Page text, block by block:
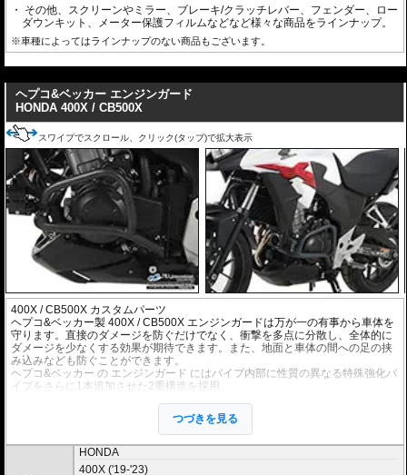
その他、スクリーンやミラー、ブレーキ/クラッチレバー、フェンダー、ロー
ダウンキット、メーター保護フィルムなどなど様々な商品をラインナップ。
※車種によってはラインナップのない商品もございます。
ヘプコ&ベッカー エンジンガード
HONDA 400X / CB500X
スワイプでスクロール、クリック(タップ)で拡大表示
400X / CB500X カスタムパーツ
ヘプコ&ベッカー製 400X / CB500X エンジンガードは万が一の有事から車体を
守ります。直接のダメージを防ぐだけでなく、衝撃を多点に分散し、全体的に
ダメージを少なくする効果が期待できます。また、地面と車体の間への足の挟
み込みなども防ぐことができます。
ヘプコ&ベッカー の エンジンガード にはパイプ内部に性質の異なる特殊強化パ
イプをさらに1本追加させた2重構造を採用。
きだされた耐衝撃性に優れた構造です。
また多点支持や、パイプのつなぎ方も差し込みタイプとすることで、充分な強
ヘプコ&ベッカーの400X / CB500Xエンジンガードは有事にその効果を間違い
なく実感して頂けるでしょう。
つづきを見る
HONDA
400X ('19-'23)